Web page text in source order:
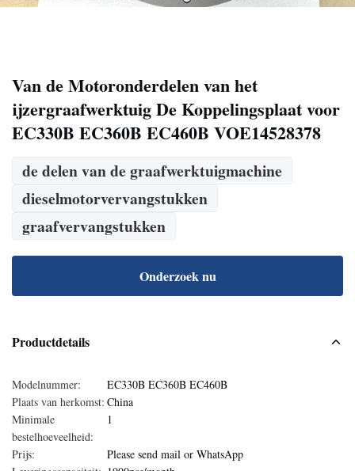
Van de Motoronderdelen van het
ijzergraafwerktuig De Koppelingsplaat voor
EC330B EC360B EC460B VOE14528378
de delen van de graafwerktuigmachine
dieselmotorvervangstukken
graafvervangstukken
Onderzoek nu
Productdetails
Modelnummer:
EC330B EC360B EC460B
Plaats van herkomst: China
Minimale
bestelhoeveelheid:
1
Prijs:
Please send mail or WhatsApp